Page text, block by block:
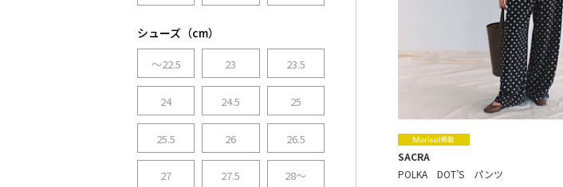
シューズ（cm）
～22.5 23 23.5
24 24.5 25
25.5 26 26.5
27 27.5 28～
SACRA
POLKA DOT’S パンツ